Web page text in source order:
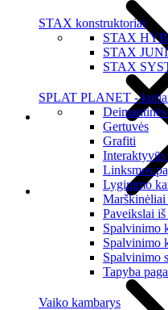
STAX konstruktoriai
STAX
STAX
STAX
SPLAT PLANET -
Gertuvės
Grafiti
Linksmos
Lyginimo
Marškinėliai
Paveikslai
Spalvinimo
Spalvinimo
Spalvinimo
Tapyba
Vaiko kambarys